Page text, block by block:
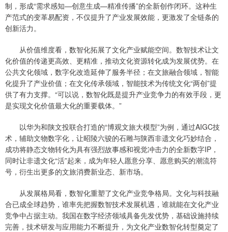
制，形成“需求感知—创意生成—精准传播”的全新创作闭环。这种生
产范式的变革易配资，不仅提升了产业发展效能，更激发了全链条的
创新活力。
从价值维度看，数智化拓展了文化产业赋能空间。数智技术让文
化价值的传递更高效、更精准，推动文化资源转化成为发展优势。在
公共文化领域，数字化改造延伸了服务半径；在文旅融合领域，智能
化提升了产业价值；在文化传承领域，智能技术为传统文化“两创”提
供了有力支撑。“可以说，数智化既是提升产业竞争力的有效手段，更
是实现文化价值最大化的重要载体。”
以华为和陕文投联合打造的“博观文旅大模型”为例，通过AIGC技
术，辅助文物数字化，让昭陵六骏的石雕与陕西非遗文化巧妙结合，
成功将静态文物转化为具有强烈故事感和视觉冲击力的全新数字IP，
同时让非遗文化“活”起来，成为年轻人愿意分享、愿意购买的潮流符
号，衍生出更多的文旅消费新业态、新市场。
从发展格局看，数智化重塑了文化产业竞争格局。文化与科技融
合已成全球趋势，谁率先把握数智技术发展机遇，谁就能在文化产业
竞争中占据主动。我国在数字经济领域具备先发优势，基础设施持续
完善，技术研发与应用能力不断提升，为文化产业数智化转型奠定了